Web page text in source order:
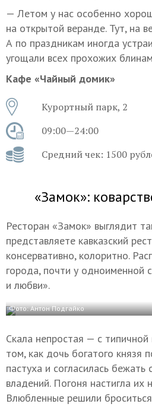
— Летом у нас особенно
на открытой веранде. Тут, на
А по праздникам иногда
угощали всех прохожих
Кафе «Чайный домик»
Курортный парк, 2
09:00—24:00
Средний чек: 1500
«Замок»:
Ресторан «Замок» выглядит
представляете кавказский
консервативно, колоритно.
города, почти у одноименной
и любви».
Фото: Антон Подгайко
Скала непростая — с типичной
том, как дочь богатого князя
пастуха и согласилась бежать
владений. Погоня настигла их
Влюбленные решили